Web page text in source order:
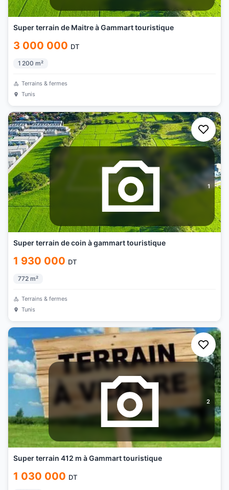
Super terrain de Maitre à Gammart touristique
3 000 000 DT
1 200 m²
Terrains & fermes
Tunis
1
Super terrain de coin à gammart touristique
1 930 000 DT
772 m²
Terrains & fermes
Tunis
2
Super terrain 412 m à Gammart touristique
1 030 000 DT